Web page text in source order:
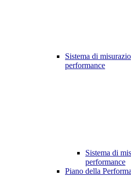
Sistema di
performance
Sistema di
performance
Piano della